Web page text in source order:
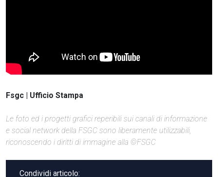
Fsgc | Ufficio Stampa
Le foto ed i progetti grafici reperibili sui canali di informazione
e social network della FSGC sono liberamente utilizzabili,
riconoscendo i diritti di immagine alla ©FSGC
Condividi articolo: